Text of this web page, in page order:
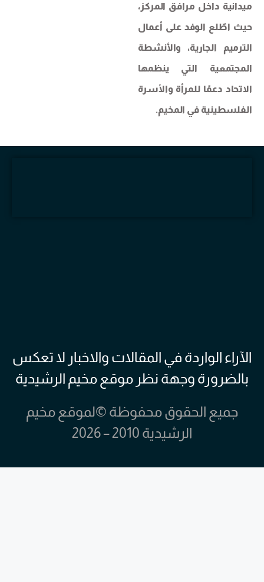
ميدانية داخل مرافق المركز،
حيث اطّلع الوفد على أعمال
الترميم الجارية، والأنشطة
المجتمعية التي ينظمها
الاتحاد دعمًا للمرأة والأسرة
الفلسطينية في المخيم.
الآراء الواردة في المقالات والاخبار لا تعكس
بالضرورة وجهة نظر موقع مخيم الرشيدية
جميع الحقوق محفوظة ©لموقع مخيم
الرشيدية 2010 – 2026